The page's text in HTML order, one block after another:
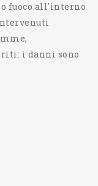
fuoco all'interno
i danni sono